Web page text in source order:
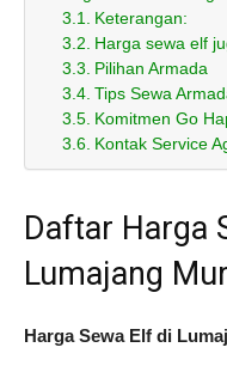
Keterangan:
Harga sewa elf
Pilihan Armada
Tips Sewa
Komitmen Go
Kontak Service
Daftar Harga
Lumajang
Harga Sewa Elf di